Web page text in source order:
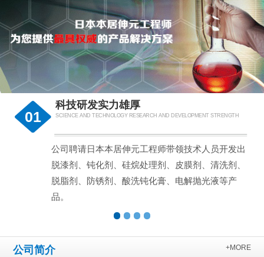
01
科技研发实力雄厚
SCIENCE AND TECHNOLOGY RESEARCH AND DEVELOPMENT STRENGTH
公司聘请日本本居伸元工程师带领技术人员开发出
脱漆剂、钝化剂、硅烷处理剂、皮膜剂、清洗剂、
脱脂剂、防锈剂、酸洗钝化膏、电解抛光液等产
品。
公司简介 +MORE